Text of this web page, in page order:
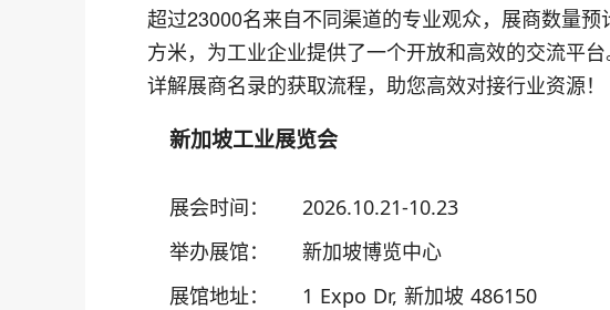
超过23000名来自不同渠道的专业观众，展商数量
方米，为工业企业提供了一个开放和高效的交流平
详解展商名录的获取流程，助您高效对接行业资源！
新加坡工业展览会
展会时间：
2026.10.21-10.23
举办展馆：
新加坡博览中心
展馆地址：
1 Expo Dr, 新加坡 486150